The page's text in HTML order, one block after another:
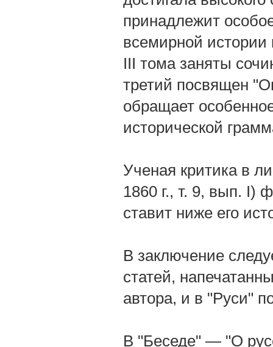
принадлежит
всемирной истории
III тома заняты
третий посвящен
обращает
исторической
Ученая критика в
1860 г., т. 9, вып. I)
ставит ниже его
В заключение
статей,
автора, и в "Руси"
В "Беседе" — "О